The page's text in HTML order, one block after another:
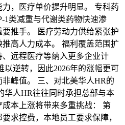
，医疗单价提升明显。 专科药
1类减重与代谢类药物快速渗
推手。 医疗劳动力供给紧张护
高人力成本。 福利覆盖范围扩
远程医疗等纳入更多企业计
以逆转，因此2026年的涨幅更可
峰值。 三、对北美华人HR的
华人HR往往同时承担总部与本
本上涨将带来多重挑战： 第
求控费，本地员工要求保障，